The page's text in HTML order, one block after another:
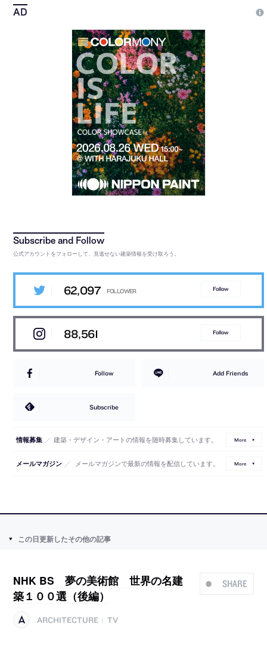
公式アカウントをフォローして、見逃せない建築情報を受け取ろう。
62,097 Follow
88,561 Follow
Follow Add Friends
Subscribe
情報募集 ／ 建築・デザイン・アートの情報を随時募集しています。 More
メールマガジン ／ メールマガジンで最新の情報を配信しています。 More
この日更新したその他の記事
SHARE
NHK BS 夢の美術館 世界の名建
築１００選（後編）
ARCHITECTURE TV